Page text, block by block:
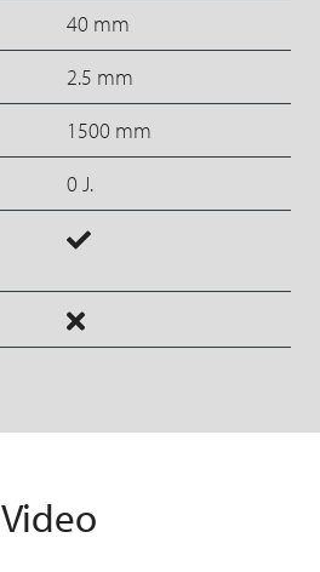
40 mm
2.5 mm
1500 mm
0 J.
Video